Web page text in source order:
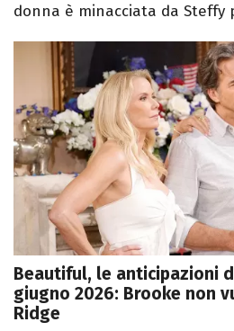
donna è minacciata da Steffy
Beautiful, le anticipazioni
giugno 2026: Brooke non
Ridge